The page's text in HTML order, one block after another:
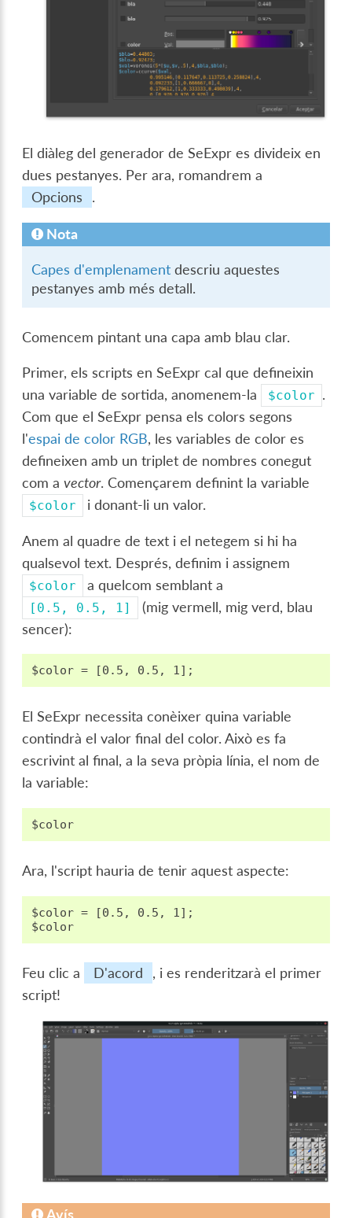
El diàleg del generador de SeExpr es divideix en
dues pestanyes. Per ara, romandrem a
Opcions
.
Nota
Capes d'emplenament descriu aquestes
pestanyes amb més detall.
Comencem pintant una capa amb blau clar.
Primer, els scripts en SeExpr cal que defineixin
una variable de sortida, anomenem-la
$color .
Com que el SeExpr pensa els colors segons
l'espai de color RGB, les variables de color es
defineixen amb un triplet de nombres conegut
com avector. Començarem definint la variable
$color i donant-li un valor.
Anem al quadre de text i el netegem si hi ha
qualsevol text. Després, definim i assignem
$color a quelcom semblant a
[0.5, 0.5, 1]
(mig vermell, mig verd, blau
sencer):
El SeExpr necessita conèixer quina variable
contindrà el valor final del color. Això es fa
escrivint al final, a la seva pròpia línia, el nom de
la variable:
Ara, l'script hauria de tenir aquest aspecte:
$color = [0.5, 0.5, 1];
Feu clic a D'acord
, i es renderitzarà el primer
script!
Avís